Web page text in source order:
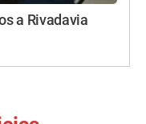
a Rivadavia